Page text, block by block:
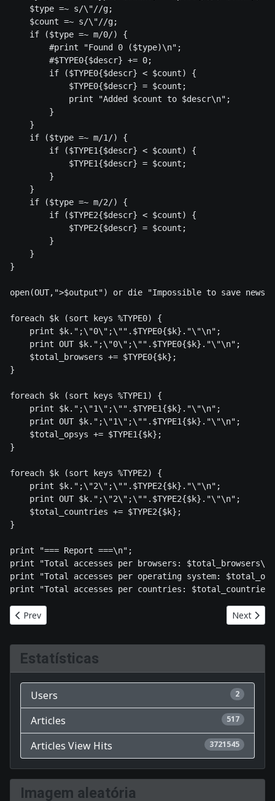
    $type =~ s/\"//g;
    $count =~ s/\"//g;
    if ($type =~ m/0/) {
        #print "Found 0 ($type)\n";
        #$TYPE0{$descr} += 0;
        if ($TYPE0{$descr} < $count) {
            $TYPE0{$descr} = $count;
            print "Added $count to $descr\n";
        }
    }
    if ($type =~ m/1/) {
        if ($TYPE1{$descr} < $count) {
            $TYPE1{$descr} = $count;
        }
    }
    if ($type =~ m/2/) {
        if ($TYPE2{$descr} < $count) {
            $TYPE2{$descr} = $count;
        }
    }
}
open(OUT,">$output") or die "Impossible to save
foreach $k (sort keys %TYPE0) {
    print $k.";\"0\";\"".$TYPE0{$k}."\"\n";
    print OUT $k.";\"0\";\"".$TYPE0{$k}."\"\n";
    $total_browsers += $TYPE0{$k};
}
foreach $k (sort keys %TYPE1) {
    print $k.";\"1\";\"".$TYPE1{$k}."\"\n";
    print OUT $k.";\"1\";\"".$TYPE1{$k}."\"\n";
    $total_opsys += $TYPE1{$k};
}
foreach $k (sort keys %TYPE2) {
    print $k.";\"2\";\"".$TYPE2{$k}."\"\n";
    print OUT $k.";\"2\";\"".$TYPE2{$k}."\"\n";
    $total_countries += $TYPE2{$k};
}
print "=== Report ===\n";
print "Total accesses per browsers:
print "Total accesses per operating system:
Previous article: Oracle concretiza aquisição da Sun
Prev Next
Next
Estatísticas
Users 2
Articles 517
Articles View Hits 3721545
Imagem aleatória